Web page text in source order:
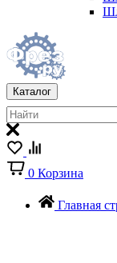
Каталог
0 Корзина
Главная